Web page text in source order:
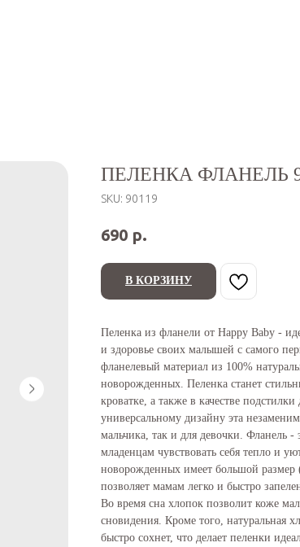
ПЕЛЕНКА ФЛАНЕЛЬ
SKU: 90119
690 р.
В КОРЗИНУ
Пеленка из фланели от Happy Baby -
и здоровье своих малышей с самого
фланелевый материал из 100%
новорожденных. Пеленка станет
кроватке, а также в качестве
универсальному дизайну эта
мальчика, так и для девочки. Фланель -
младенцам чувствовать себя тепло и
новорожденных имеет большой размер
позволяет мамам легко и быстро
Во время сна хлопок позволит коже
сновидения. Кроме того, натуральная
быстро сохнет, что делает пеленки